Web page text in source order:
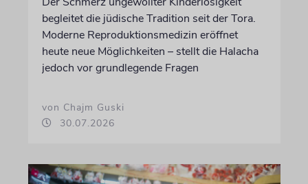
begleitet die jüdische Tradition seit der Tora.
Moderne Reproduktionsmedizin eröffnet
heute neue Möglichkeiten – stellt die Halacha
jedoch vor grundlegende Fragen
von Chajm Guski
30.07.2026